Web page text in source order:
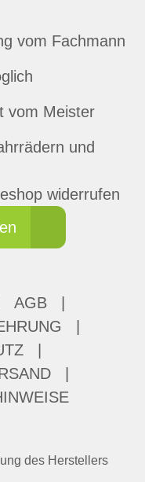
vom Fachmann
vom Meister
und
widerrufen
AGB
des Herstellers